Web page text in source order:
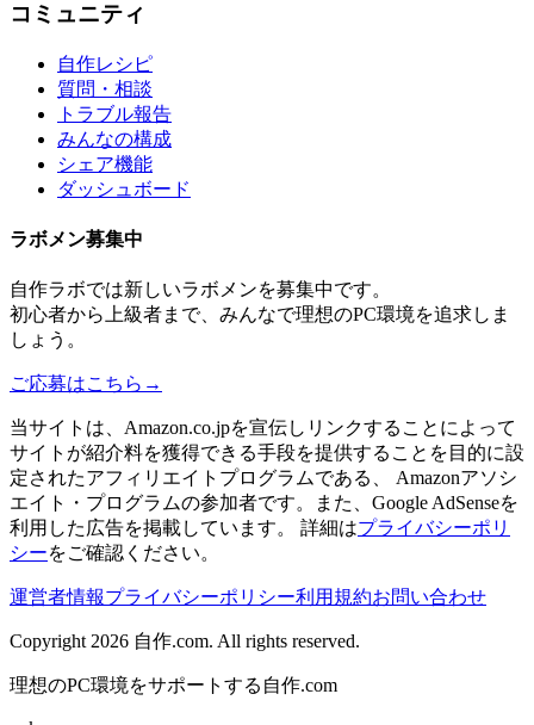
コミュニティ
自作レシピ
質問・相談
トラブル報告
みんなの構成
シェア機能
ダッシュボード
ラボメン募集中
自作ラボでは新しいラボメンを募集中です。
初心者から上級者まで、みんなで理想のPC環境を追求しま
しょう。
ご応募はこちら →
当サイトは、Amazon.co.jpを宣伝しリンクすることによって
サイトが紹介料を獲得できる手段を提供することを目的に設
定されたアフィリエイトプログラムである、 Amazonアソシ
エイト・プログラムの参加者です。また、Google AdSenseを
利用した広告を掲載しています。 詳細はプライバシーポリ
シーをご確認ください。
運営者情報プライバシーポリシー利用規約お問い合わせ
Copyright 2026 自作.com. All rights reserved.
理想のPC環境をサポートする自作.com